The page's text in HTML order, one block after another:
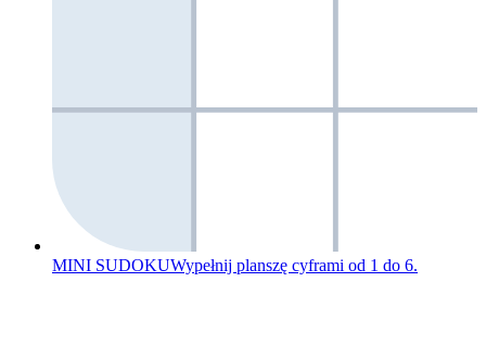
MINI SUDOKUWypełnij planszę cyframi od 1 do 6.